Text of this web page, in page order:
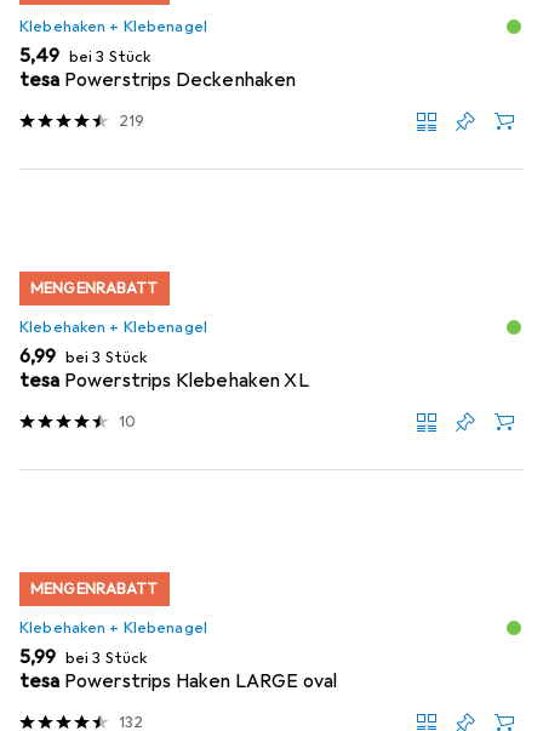
Klebehaken + Klebenagel
EUR
5,49 bei 3 Stück
tesa Powerstrips Deckenhaken
219
MENGENRABATT
Klebehaken + Klebenagel
EUR
6,99 bei 3 Stück
tesa Powerstrips Klebehaken XL
10
MENGENRABATT
Klebehaken + Klebenagel
EUR
5,99 bei 3 Stück
tesa Powerstrips Haken LARGE oval
132